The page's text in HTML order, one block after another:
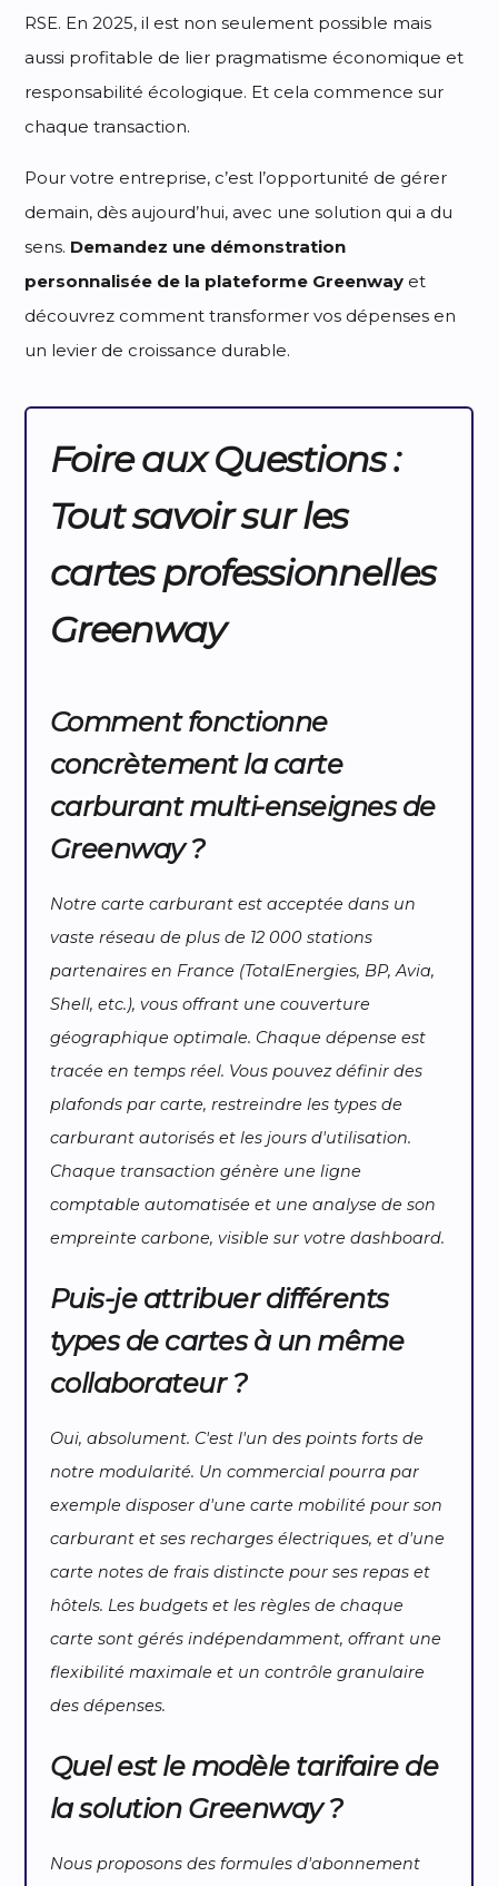
RSE. En 2025, il est non seulement possible mais
aussi profitable de lier pragmatisme économique et
responsabilité écologique. Et cela commence sur
chaque transaction.
Pour votre entreprise, c’est l’opportunité de gérer
demain, dès aujourd’hui, avec une solution qui a du
sens. Demandez une démonstration
personnalisée de la plateforme Greenway et
découvrez comment transformer vos dépenses en
un levier de croissance durable.
Foire aux Questions :
Tout savoir sur les
cartes professionnelles
Greenway
Comment fonctionne
concrètement la carte
carburant multi-enseignes de
Greenway ?
Notre carte carburant est acceptée dans un
vaste réseau de plus de 12 000 stations
partenaires en France (TotalEnergies, BP, Avia,
Shell, etc.), vous offrant une couverture
géographique optimale. Chaque dépense est
tracée en temps réel. Vous pouvez définir des
plafonds par carte, restreindre les types de
carburant autorisés et les jours d'utilisation.
Chaque transaction génère une ligne
comptable automatisée et une analyse de son
empreinte carbone, visible sur votre dashboard.
Puis-je attribuer différents
types de cartes à un même
collaborateur ?
Oui, absolument. C'est l'un des points forts de
notre modularité. Un commercial pourra par
exemple disposer d'une carte mobilité pour son
carburant et ses recharges électriques, et d'une
carte notes de frais distincte pour ses repas et
hôtels. Les budgets et les règles de chaque
carte sont gérés indépendamment, offrant une
flexibilité maximale et un contrôle granulaire
des dépenses.
Quel est le modèle tarifaire de
la solution Greenway ?
Nous proposons des formules d'abonnement